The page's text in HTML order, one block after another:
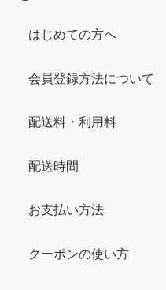
はじめての方へ
会員登録方法について
配送料・利用料
配送時間
お支払い方法
クーポンの使い方